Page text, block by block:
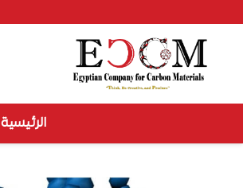
الرئيسية